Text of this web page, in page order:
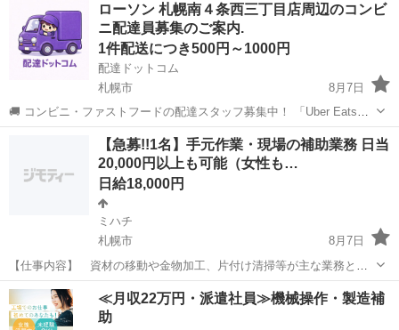
ローソン 札幌南４条西三丁目店周辺のコンビ
ニ配達員募集のご案内.
1件配送につき500円～1000円
配達ドットコム
札幌市
8月7日
🚚 コンビニ・ファストフードの配達スタッフ募集中！ 「Uber Eats」
や「出前館」のように、配達専用アプリを使ってお仕事するスタイル
です。 オファー内容を見てから、受けるかどうかを自由に選べます！
✅ 業務内容...
配送 ローソン
【急募!!1名】手元作業・現場の補助業務 日当
20,000円以上も可能（女性も…
日給18,000円
ミハチ
札幌市
8月7日
【仕事内容】 資材の移動や金物加工、片付け清掃等が主な業務とな
ります。 【勤務地】 北海道千歳市 【勤務時間】 8：00～17：
00（現場により前後する場合あり） 【休日】 土日曜・その他
（現場状況により土曜出勤...
北海道 札幌市 建築 業務
≪月収22万円・派遣社員≫機械操作・製造補
助